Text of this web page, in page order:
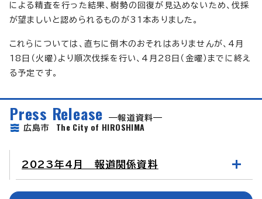
による精査を行った結果、樹勢の回復が見込めないため、伐採
が望ましいと認められるものが31本ありました。
これらについては、直ちに倒木のおそれはありませんが、4月
18日（火曜）より順次伐採を行い、4月28日（金曜）までに終え
る予定です。
Press Release
報道資料
広島市 The City of HIROSHIMA
2023年4月 報道関係資料